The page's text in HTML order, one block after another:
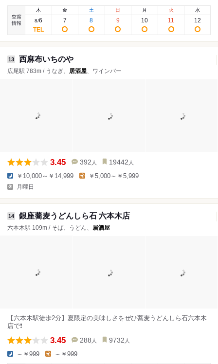
空席
情報
木
8/6
金
7
土
8
日
9
月
10
火
11
水
12
13 西麻布いちのや
広尾駅 783m / うなぎ、 居酒屋、ワインバー
3.45 392 人 19442 人
￥10,000～￥14,999 ￥5,000～￥5,999
月曜日
14 銀座蕎麦うどんしら石 六本木店
六本木駅 109m / そば、うどん、 居酒屋
【六本木駅徒歩2分】夏限定の美味しさをぜひ蕎麦うどんしら石六本木
店で❗️
3.45 288 人 9732 人
～￥999 ～￥999